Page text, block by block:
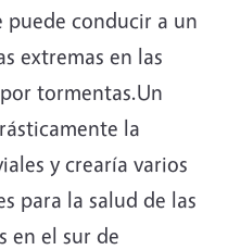
puede conducir a un
extremas en las
tormentas.Un
la
y crearía varios
para la salud de las
en el sur de